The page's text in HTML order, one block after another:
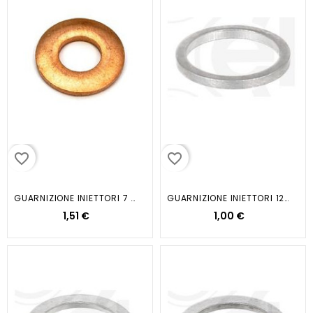
favorite_border
GUARNIZIONE INIETTORI 7 1X15X1...
1,51 €
favorite_border
GUARNIZIONE INIETTORI 12 X 15 5...
1,00 €